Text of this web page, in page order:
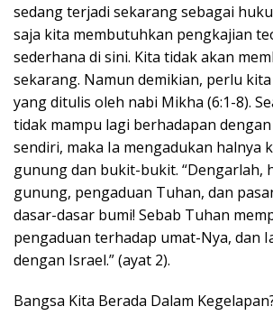
sedang terjadi sekarang sebagai
saja kita membutuhkan pengkajian
sederhana di sini. Kita tidak akan
sekarang. Namun demikian, perlu
yang ditulis oleh nabi Mikha (6:1-8).
tidak mampu lagi berhadapan
sendiri, maka Ia mengadukan halnya
gunung dan bukit-bukit. “Dengarlah,
gunung, pengaduan Tuhan, dan
dasar-dasar bumi! Sebab Tuhan
pengaduan terhadap umat-Nya, dan
dengan Israel.” (ayat 2).
Bangsa Kita Berada Dalam